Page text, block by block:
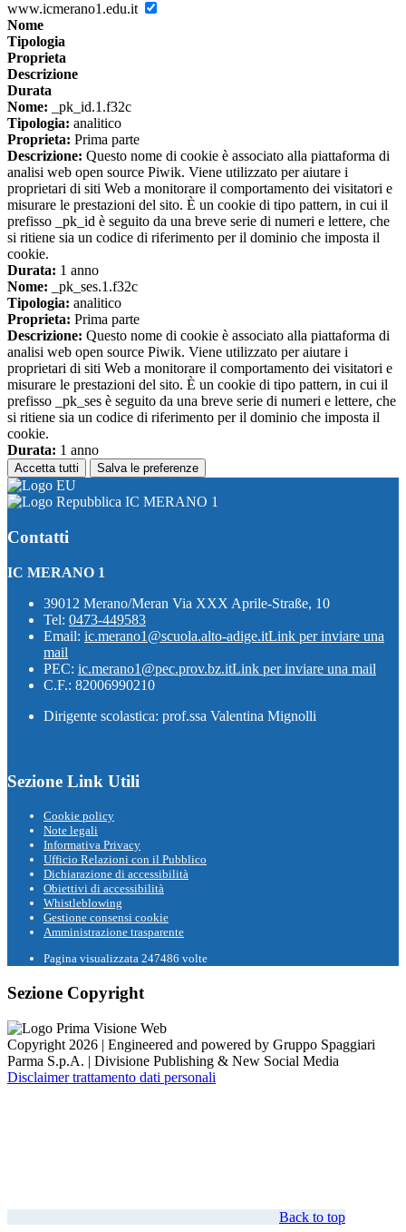
www.icmerano1.edu.it
Nome
Tipologia
Proprieta
Descrizione
Durata
Nome: _pk_id.1.f32c
Tipologia: analitico
Proprieta: Prima parte
Descrizione: Questo nome di cookie è associato alla piattaforma di
analisi web open source Piwik. Viene utilizzato per aiutare i
proprietari di siti Web a monitorare il comportamento dei visitatori e
misurare le prestazioni del sito. È un cookie di tipo pattern, in cui il
prefisso _pk_id è seguito da una breve serie di numeri e lettere, che
si ritiene sia un codice di riferimento per il dominio che imposta il
cookie.
Durata: 1 anno
Nome: _pk_ses.1.f32c
Tipologia: analitico
Proprieta: Prima parte
Descrizione: Questo nome di cookie è associato alla piattaforma di
analisi web open source Piwik. Viene utilizzato per aiutare i
proprietari di siti Web a monitorare il comportamento dei visitatori e
misurare le prestazioni del sito. È un cookie di tipo pattern, in cui il
prefisso _pk_ses è seguito da una breve serie di numeri e lettere, che
si ritiene sia un codice di riferimento per il dominio che imposta il
cookie.
Durata: 1 anno
Accetta tutti Salva le preferenze
IC MERANO 1
Contatti
IC MERANO 1
39012 Merano/Meran Via XXX Aprile-Straße, 10
Tel: 0473-449583
Email: ic.merano1@scuola.alto-adige.itLink per inviare una
mail
PEC: ic.merano1@pec.prov.bz.itLink per inviare una mail
C.F.: 82006990210
Dirigente scolastica: prof.ssa Valentina Mignolli
Sezione Link Utili
Cookie policy
Note legali
Informativa Privacy
Ufficio Relazioni con il Pubblico
Dichiarazione di accessibilità
Obiettivi di accessibilità
Whistleblowing
Gestione consensi cookie
Amministrazione trasparente
Pagina visualizzata 247486 volte
Sezione Copyright
Copyright 2026 | Engineered and powered by Gruppo Spaggiari
Parma S.p.A. | Divisione Publishing & New Social Media
Disclaimer trattamento dati personali
Back to top